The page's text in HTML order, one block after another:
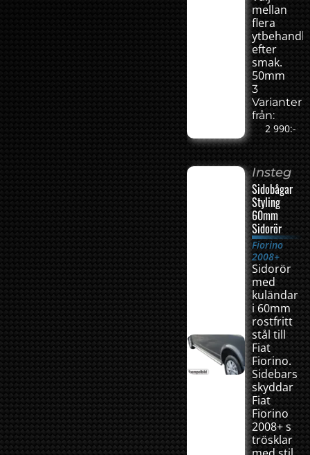
mellan
flera
efter
smak.
50mm
3
Varianter
från:
2 990:-
Insteg
Sidobågar
Styling
60mm
Sidorör
Fiorino
2008+
Sidorör
med
kuländar
i 60mm
rostfritt
stål till
Fiat
Fiorino.
Sidebars
skyddar
Fiat
Fiorino
2008+ s
trösklar